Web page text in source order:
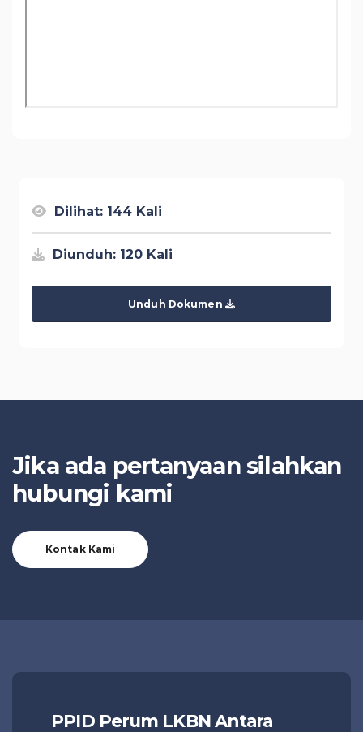
Dilihat: 144 Kali
Diunduh: 120 Kali
Unduh Dokumen
Jika ada pertanyaan silahkan
hubungi kami
Kontak Kami
PPID Perum LKBN Antara